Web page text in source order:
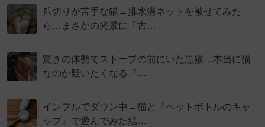
爪切りが苦手な猫→排水溝ネットを被せてみた
ら…まさかの光景に「古…
驚きの体勢でストーブの前にいた黒猫…本当に猫
なのか疑いたくなる『…
インフルでダウン中→猫と『ペットボトルのキャ
ップ』で遊んでみた結…